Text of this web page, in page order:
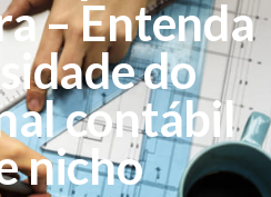
– Entenda
do
contábil
nicho